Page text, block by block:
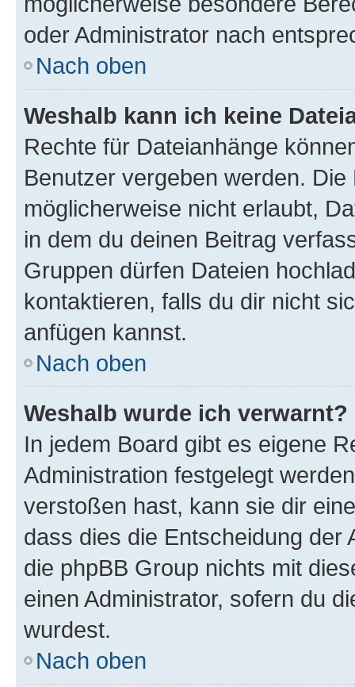
oder Administrator nach
Nach oben
Weshalb kann ich keine
Rechte für Dateianhänge
Benutzer vergeben werden.
möglicherweise nicht erlaubt,
in dem du deinen Beitrag
Gruppen dürfen Dateien
kontaktieren, falls du dir nicht
anfügen kannst.
Nach oben
Weshalb wurde ich verwarnt?
In jedem Board gibt es eigene
Administration festgelegt
verstoßen hast, kann sie dir
dass dies die Entscheidung der
die phpBB Group nichts mit
einen Administrator, sofern du
wurdest.
Nach oben